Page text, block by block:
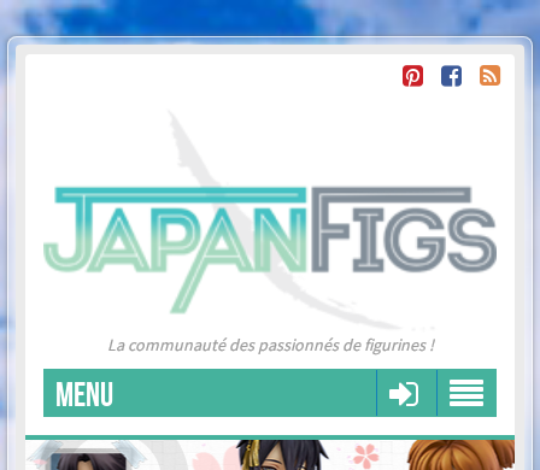
La communauté des passionnés de figurines !
MENU